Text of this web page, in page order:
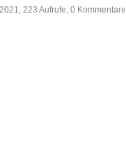
223 Aufrufe, 0 Kommentare